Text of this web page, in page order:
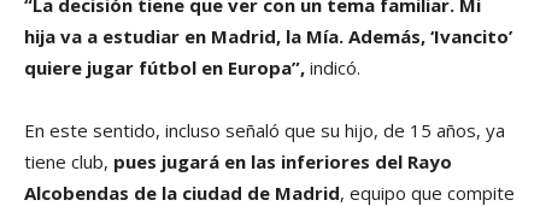
hija va a estudiar en Madrid, la Mía. Además, ‘Ivancito’
quiere jugar fútbol en Europa”, indicó.
En este sentido, incluso señaló que su hijo, de 15 años, ya
tiene club, pues jugará en las inferiores del Rayo
Alcobendas de la ciudad de Madrid, equipo que compite